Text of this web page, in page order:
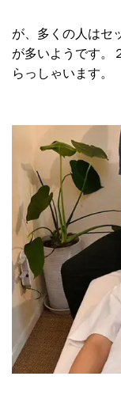
が、多くの人はセ
が多いようです。
らっしゃいます。